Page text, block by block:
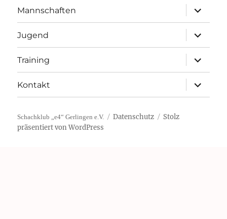
Mannschaften
öffnen
Jugend
öffnen
Training
öffnen
Kontakt
öffnen
Schachklub „e4“ Gerlingen e.V. Datenschutz
Stolz
präsentiert von WordPress